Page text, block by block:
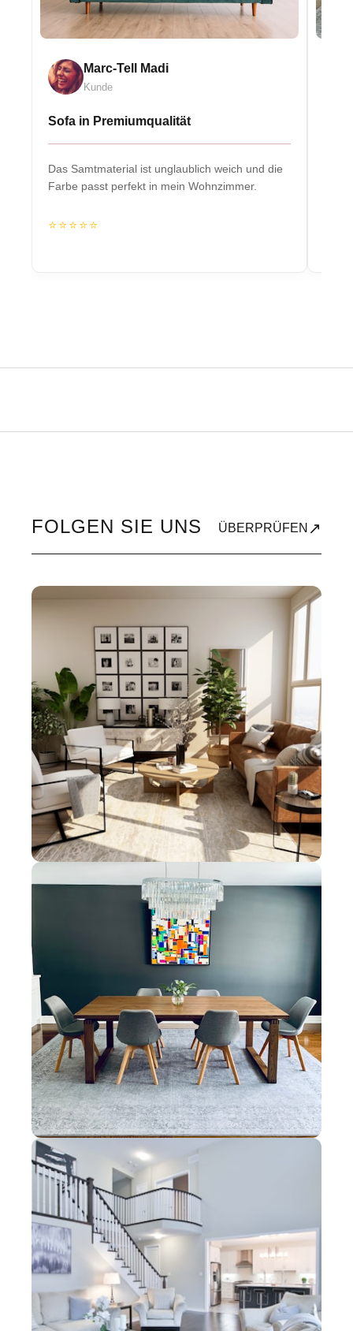
Marc-Tell Madi
Kunde
Sofa in Premiumqualität
Das Samtmaterial ist unglaublich weich und die
Farbe passt perfekt in mein Wohnzimmer.
⭐⭐⭐⭐⭐
FOLGEN SIE UNS ÜBERPRÜFEN ↗